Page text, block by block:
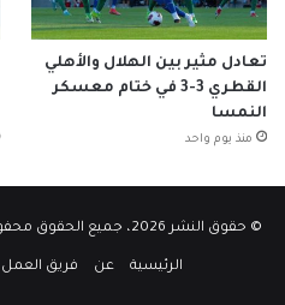
تعادل مثير بين الهلال والأهلي
القطري 3-3 في ختام معسكر
النمسا
منذ يوم واحد
© حقوق النشر 2026، جميع الحقوق محفوظة |
الرئيسية عن فريق العمل